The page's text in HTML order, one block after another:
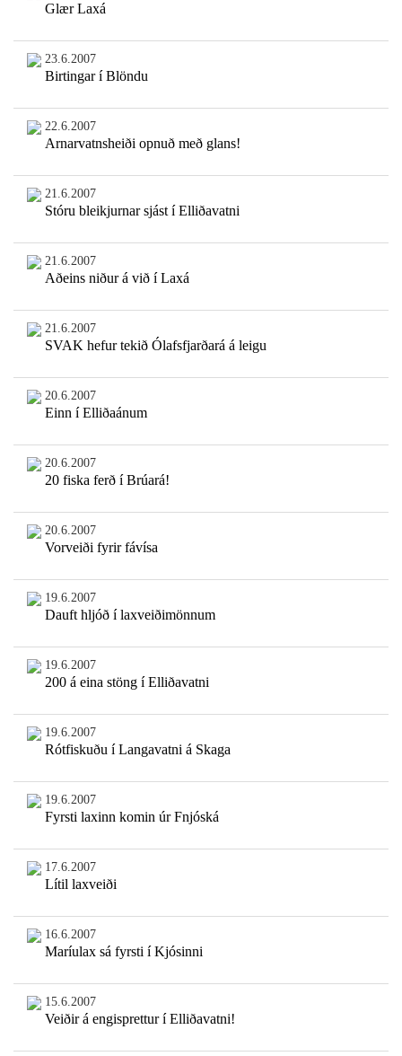
Glær Laxá
23.6.2007
Birtingar í Blöndu
22.6.2007
Arnarvatnsheiði opnuð með glans!
21.6.2007
Stóru bleikjurnar sjást í Elliðavatni
21.6.2007
Aðeins niður á við í Laxá
21.6.2007
SVAK hefur tekið Ólafsfjarðará á leigu
20.6.2007
Einn í Elliðaánum
20.6.2007
20 fiska ferð í Brúará!
20.6.2007
Vorveiði fyrir fávísa
19.6.2007
Dauft hljóð í laxveiðimönnum
19.6.2007
200 á eina stöng í Elliðavatni
19.6.2007
Rótfiskuðu í Langavatni á Skaga
19.6.2007
Fyrsti laxinn komin úr Fnjóská
17.6.2007
Lítil laxveiði
16.6.2007
Maríulax sá fyrsti í Kjósinni
15.6.2007
Veiðir á engisprettur í Elliðavatni!